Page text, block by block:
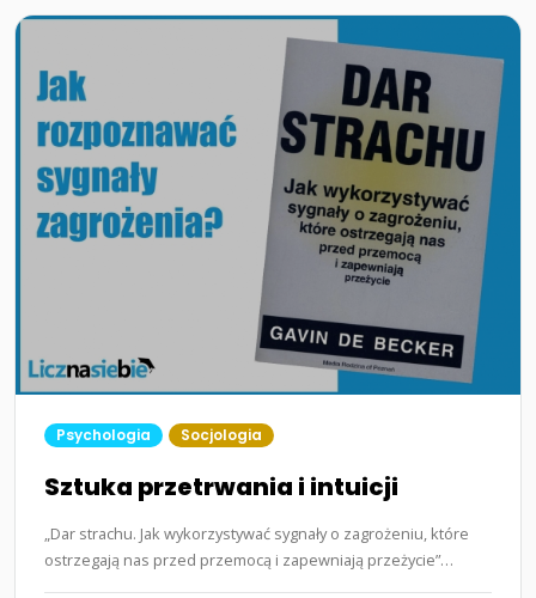
Psychologia Socjologia
Sztuka przetrwania i intuicji
„Dar strachu. Jak wykorzystywać sygnały o zagrożeniu, które
ostrzegają nas przed przemocą i zapewniają przeżycie”